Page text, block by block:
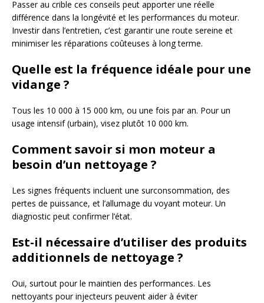
Passer au crible ces conseils peut apporter une réelle
différence dans la longévité et les performances du moteur.
Investir dans l’entretien, c’est garantir une route sereine et
minimiser les réparations coûteuses à long terme.
Quelle est la fréquence idéale pour une
vidange ?
Tous les 10 000 à 15 000 km, ou une fois par an. Pour un
usage intensif (urbain), visez plutôt 10 000 km.
Comment savoir si mon moteur a
besoin d’un nettoyage ?
Les signes fréquents incluent une surconsommation, des
pertes de puissance, et l’allumage du voyant moteur. Un
diagnostic peut confirmer l’état.
Est-il nécessaire d’utiliser des produits
additionnels de nettoyage ?
Oui, surtout pour le maintien des performances. Les
nettoyants pour injecteurs peuvent aider à éviter